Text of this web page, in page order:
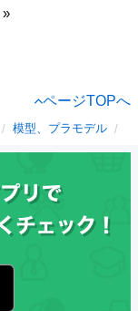
ページTOPへ
模型、プラモデル